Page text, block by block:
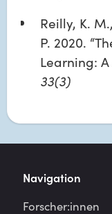
Reilly, K.
P. 2020.
Learning:
33(3)
Navigation
Forscher:innen